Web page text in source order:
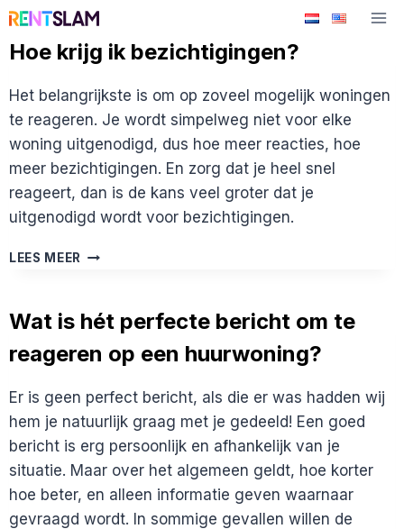
Ga
deHoe krijg ik bezichtigingen?
Het belangrijkste is om op zoveel mogelijk woningen
te reageren. Je wordt simpelweg niet voor elke
woning uitgenodigd, dus hoe meer reacties, hoe
meer bezichtigingen. En zorg dat je heel snel
reageert, dan is de kans veel groter dat je
uitgenodigd wordt voor bezichtigingen.
LEES MEER HOE
BEZICHTIGINGEN?
Wat is hét perfecte bericht om te
reageren op een huurwoning?
Er is geen perfect bericht, als die er was hadden wij
hem je natuurlijk graag met je gedeeld! Een goed
bericht is erg persoonlijk en afhankelijk van je
situatie. Maar over het algemeen geldt, hoe korter
hoe beter, en alleen informatie geven waarnaar
gevraagd wordt. In sommige gevallen willen de